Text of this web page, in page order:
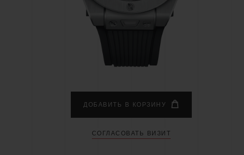
ДОБАВИТЬ В КОРЗИНУ
СОГЛАСОВАТЬ ВИЗИТ
BIG BANG
PEACH CERAMIC
РАСШИРЕННАЯ ГАРАНТИЯ
ОЖИДАЕМЫЙ СРОК
ДОСТАВКИ
БЕСПЛАТНАЯ